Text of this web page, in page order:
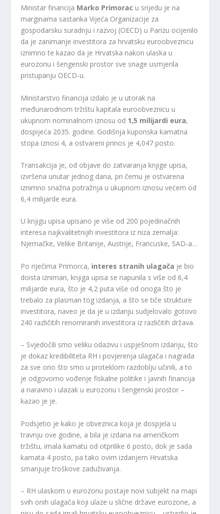
Ministar financija Marko Primorac u srijedu je na
marginama sastanka Vijeća Organizacije za
gospodarsku suradnju i razvoj (OECD) u Parizu ocijenilo
da je zanimanje investitora za hrvatsku euroobveznicu
iznimno te kazao da je Hrvatska nakon ulaska u
eurozonu i šengenski prostor sve snage usmjerila
pristupanju OECD-u.
Ministarstvo financija izdalo je u utorak na
međunarodnom tržištu kapitala euroobveznicu u
ukupnom nominalnom iznosu od 1,5 milijardi eura,
dospijeća 2035. godine. Godišnja kuponska kamatna
stopa iznosi 4, a ostvareni prinos je 4,047 posto.
Transakcija je, od objave do zatvaranja knjige upisa,
izvršena unutar jednog dana, pri čemu je ostvarena
iznimno snažna potražnja u ukupnom iznosu većem od
6,4 milijarde eura.
U knjigu upisa upisano je više od 200 pojedinačnih
interesa najkvalitetnijih investitora iz niza zemalja:
Njemačke, Velike Britanije, Austrije, Francuske, SAD-a…
Po riječima Primorca, interes stranih ulagača je bio
doista izniman, knjiga upisa se napunila s više od 6,4
milijarde eura, što je 4,2 puta više od onoga što je
trebalo za plasman tog izdanja, a što se tiče strukture
investitora, naveo je da je u izdanju sudjelovalo gotovo
240 različitih renomiranih investitora iz različitih država.
– Svjedočili smo veliku odazivu i uspješnom izdanju, što
je dokaz kredibiliteta RH i povjerenja ulagača i nagrada
za sve ono što smo u proteklom razdoblju učinili, a to
je odgovorno vođenje fiskalne politike i javnih financija
a naravno i ulazak u eurozonu i šengenski prostor –
kazao je je.
Podsjetio je kako je obveznica koja je dospjela u
travnju ove godine, a bila je izdana na američkom
tržištu, imala kamatu od otprilike 6 posto, dok je sada
kamata 4 posto, pa tako ovim izdanjem Hrvatska
smanjuje troškove zaduživanja.
– RH ulaskom u eurozonu postaje novi subjekt na mapi
svih onih ulagača koji ulaze u slične države eurozone, a